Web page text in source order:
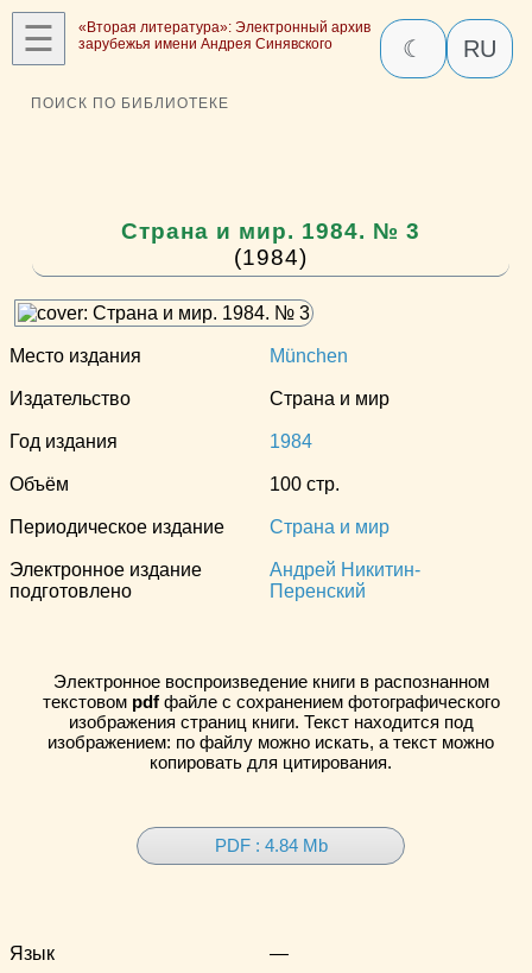
☰
«Вторая литература»: Электронный архив
зарубежья имени Андрея Синявского
☾ RU
ПОИСК ПО БИБЛИОТЕКЕ
Страна и мир. 1984. № 3
(1984)
Место издания München
Издательство Страна и мир
Год издания 1984
Объём 100 стр.
Периодическое издание Страна и мир
Электронное издание
подготовлено
Андрей Никитин-
Перенский
Электронное воспроизведение книги в распознанном
текстовом pdfфайле с сохранением фотографического
изображения страниц книги. Текст находится под
изображением: по файлу можно искать, а текст можно
копировать для цитирования.
PDF : 4.84 Mb
Язык —